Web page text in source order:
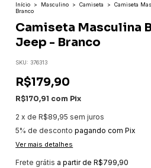
Início > Masculino > Camiseta >
Camiseta
Branco
Camiseta Masculina
Jeep - Branco
SKU: 376313
R$179,90
R$170,91 com Pix
2 x deR$89,95 sem juros
5% de desconto pagando com Pix
Ver mais detalhes
Frete grátis a partir deR$799,90